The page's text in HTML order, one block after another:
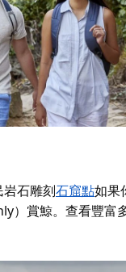
石雕刻石窟點如果
）賞鯨。查看豐富